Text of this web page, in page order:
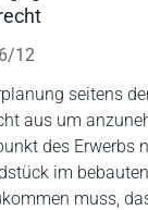
12
seitens
aus um
des Erwerbs
im
muss,